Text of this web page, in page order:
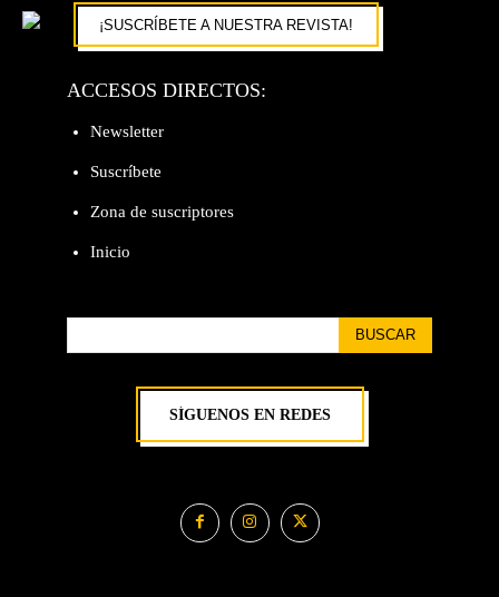
¡SUSCRÍBETE A NUESTRA REVISTA!
ACCESOS DIRECTOS:
Newsletter
Suscríbete
Zona de suscriptores
Inicio
BUSCAR
SÍGUENOS EN REDES